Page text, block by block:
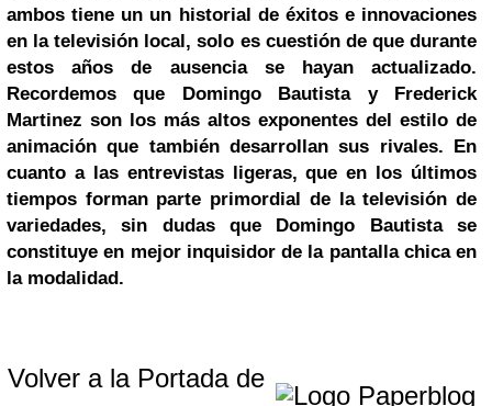
ambos tiene un un historial de éxitos e innovaciones
en la televisión local, solo es cuestión de que durante
estos años de ausencia se hayan actualizado.
Recordemos que Domingo Bautista y Frederick
Martinez son los más altos exponentes del estilo de
animación que también desarrollan sus rivales. En
cuanto a las entrevistas ligeras, que en los últimos
tiempos forman parte primordial de la televisión de
variedades, sin dudas que Domingo Bautista se
constituye en mejor inquisidor de la pantalla chica en
la modalidad.
Volver a la Portada de